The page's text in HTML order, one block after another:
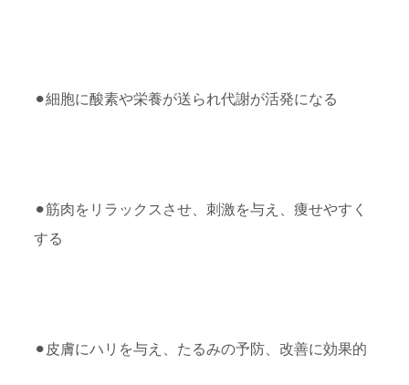
⚫︎細胞に酸素や栄養が送られ代謝が活発になる
⚫︎筋肉をリラックスさせ、刺激を与え、痩せやすく
する
⚫︎皮膚にハリを与え、たるみの予防、改善に効果的